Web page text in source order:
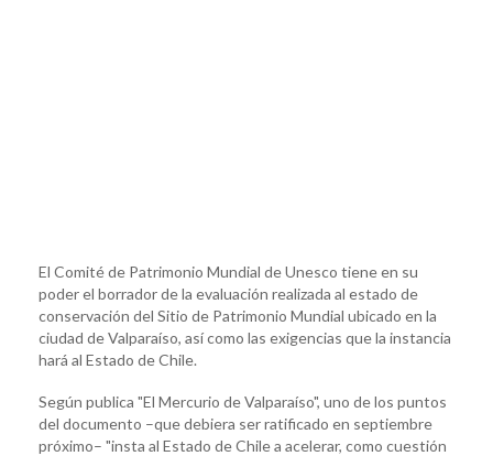
El Comité de Patrimonio Mundial de Unesco tiene en su
poder el borrador de la evaluación realizada al estado de
conservación del Sitio de Patrimonio Mundial ubicado en la
ciudad de Valparaíso, así como las exigencias que la instancia
hará al Estado de Chile.
Según publica "El Mercurio de Valparaíso", uno de los puntos
del documento –que debiera ser ratificado en septiembre
próximo– "insta al Estado de Chile a acelerar, como cuestión